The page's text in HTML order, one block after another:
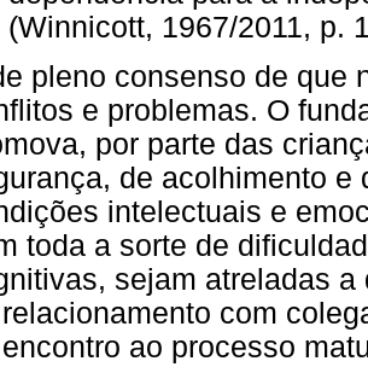
(Winnicott, 1967/2011, p.
pleno consenso de que
e problemas. O
por parte das
de acolhimento
intelectuais e
toda a sorte de
sejam atreladas
com
ao processo